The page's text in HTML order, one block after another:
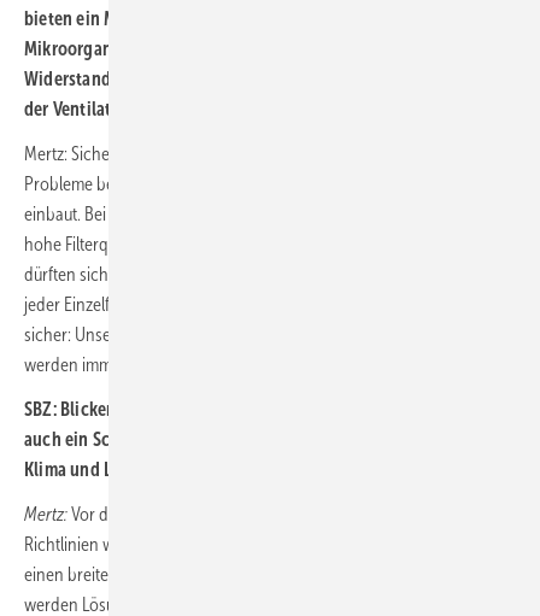
bieten ein Mehr an Schutz, weil Sie kleinere Partikel wie auch
Mikroorganismen abscheiden können. Dafür aber steigt der
Widerstand im Netz und damit auch die erforderliche Leistung
der Ventilatoren. Lässt sich dieser gordische Knoten auflösen?
Mertz: Sicherlich wird manche Anlage bzw. manches Zentralgerät
Probleme bekommen, wenn man nun plötzlich höherwertige Filter
einbaut. Bei den Geräten und Anlagen, die schon bei der Planung auf
hohe Filterqualität und hygienischen Betrieb ausgelegt wurden,
dürften sich die Probleme in Grenzen halten. Aber, wie immer, ist
jeder Einzelfall anlagenspezifisch zu betrachten. Und ich bin mir
sicher: Unsere hochqualifizierten Gerätehersteller und Anlagenbauer
werden immer eine Lösung finden.
SBZ: Blicken wir auf die ISH
auch ein Schaufenster der Branche. Welche Trends im Bereich
Klima und Lüftung sehen Sie generell für das kommende Jahr?
Mertz:Vor dem Hintergrund der Weiterentwicklung der Ökodesign-
Richtlinien wird das Thema Energieeffizienz sicherlich nochmals
einen breiten Raum einnehmen. Auch in der energetischen Sanierung
werden Lösungswege aufgezeigt, was wir als Verband wiederum mit